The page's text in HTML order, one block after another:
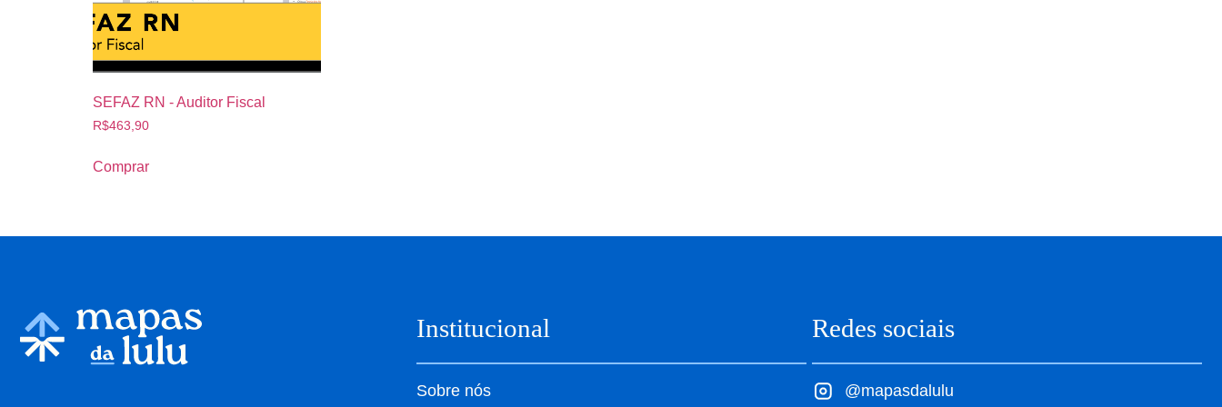
SEFAZ RN - Auditor Fiscal
R$463,90
Comprar
Institucional
Sobre nós
Redes sociais
@mapasdalulu